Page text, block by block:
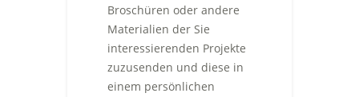
Broschüren oder andere
Materialien der Sie
interessierenden Projekte
zuzusenden und diese in
einem persönlichen